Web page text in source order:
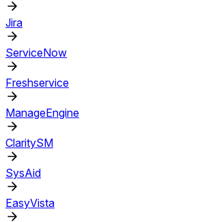
Jira
ServiceNow
Freshservice
ManageEngine
ClaritySM
SysAid
EasyVista